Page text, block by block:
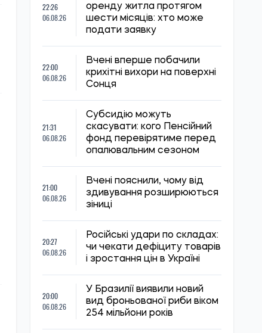
22:26
06.08.26
оренду житла протягом
шести місяців: хто може
подати заявку
22:00
06.08.26
Вчені вперше побачили
крихітні вихори на поверхні
Сонця
21:31
06.08.26
Субсидію можуть
скасувати: кого Пенсійний
фонд перевірятиме перед
опалювальним сезоном
21:00
06.08.26
Вчені пояснили, чому від
здивування розширюються
зіниці
20:27
06.08.26
Російські удари по складах:
чи чекати дефіциту товарів
і зростання цін в Україні
20:00
06.08.26
У Бразилії виявили новий
вид броньованої риби віком
254 мільйони років